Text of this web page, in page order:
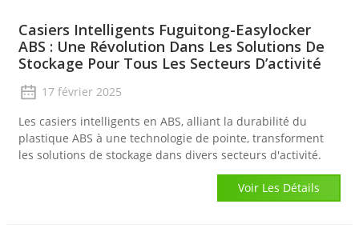
Casiers Intelligents Fuguitong-Easylocker
ABS : Une Révolution Dans Les Solutions De
Stockage Pour Tous Les Secteurs D’activité
17 février 2025
Les casiers intelligents en ABS, alliant la durabilité du
plastique ABS à une technologie de pointe, transforment
les solutions de stockage dans divers secteurs d'activité.
Voir Les Détails